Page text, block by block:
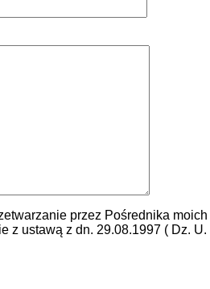
przez Pośrednika moich
z ustawą z dn. 29.08.1997 ( Dz. U.